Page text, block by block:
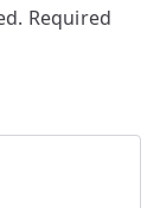
Required